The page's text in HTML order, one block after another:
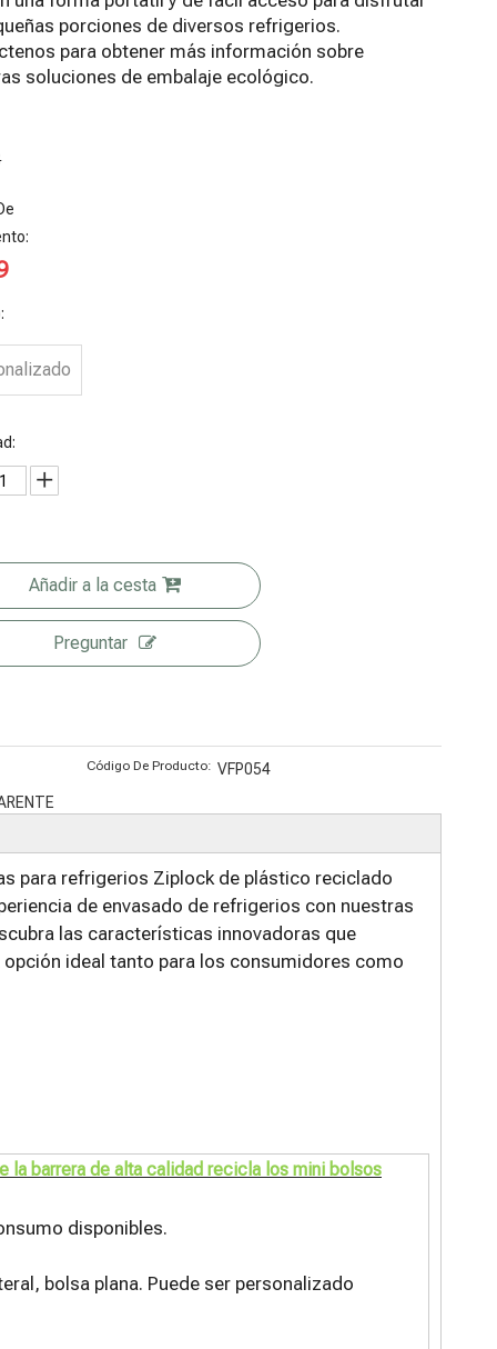
de
Secos
porciones de diversos refrigerios.
para obtener más información sobre
soluciones de embalaje ecológico.
Añadir a la cesta
Preguntar
Código De Producto: VFP054
para refrigerios Ziplock de plástico reciclado
de envasado de refrigerios con nuestras
las características innovadoras que
ideal tanto para los consumidores como
la barrera de alta calidad recicla los mini bolsos
disponibles.
bolsa plana. Puede ser personalizado